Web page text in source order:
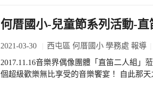
因為「一肚子的不合時宜」讓他屢遭貶黜，
實踐者，他忍辱負重，用恆毅力寫下地表最強的《史記》。
持談仁說義，在那充斥名利的戰國時代，舌
的盟主。 亡國之君的李煜，陰錯陽差登上王位，這個因詞而生的佛系雅痞皇帝，犧
找一找，錦鯉(灰灰)躲在哪裡冬眠呢?
何厝國小-兒童節系列活動-
2021-03-30 西屯區 何厝國小 學務處 報導
2017.11.16音樂界偶像團體「直笛二人組」
個超級歡樂無比享受的音樂饗宴！ 自此那